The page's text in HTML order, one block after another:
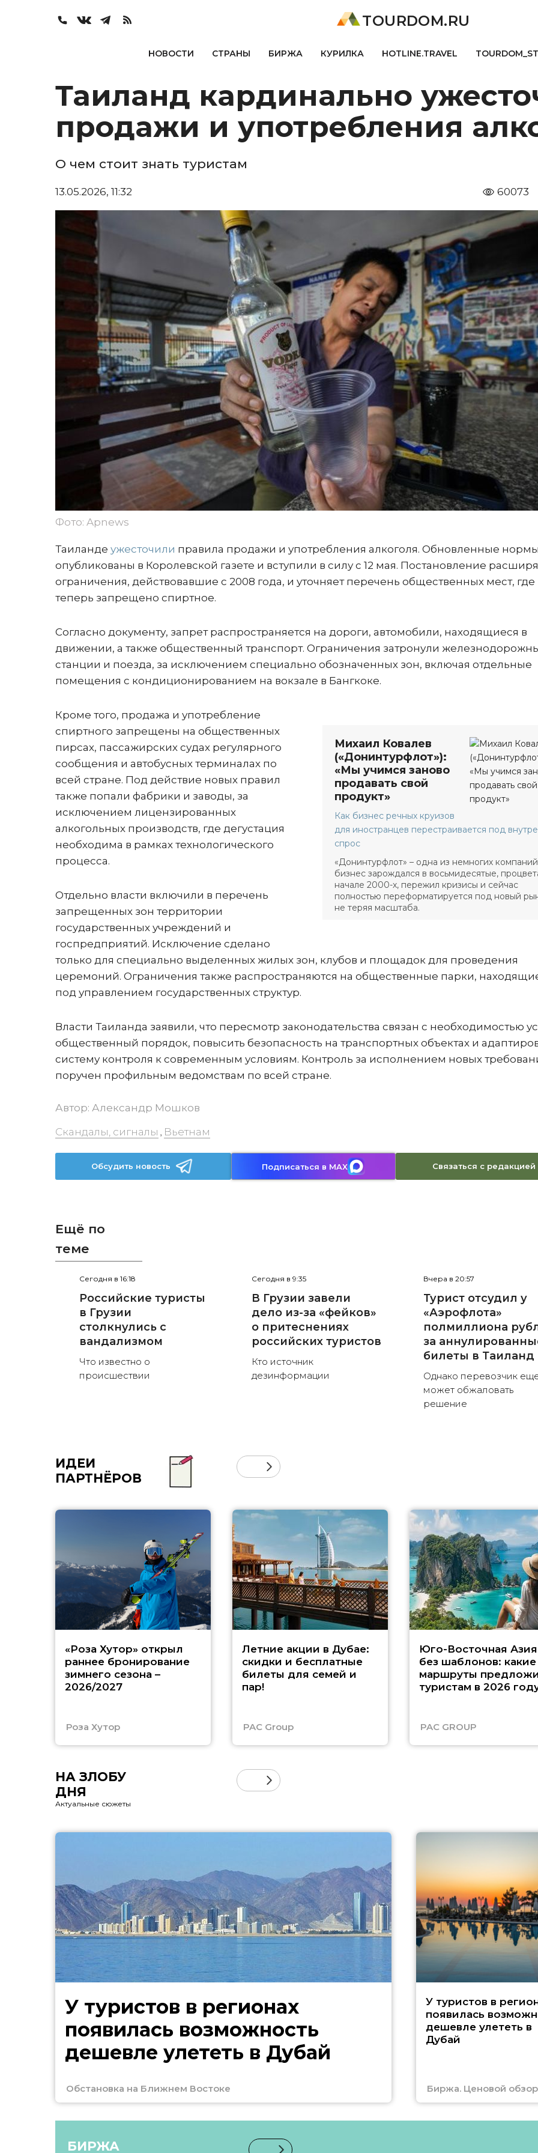
TOURDOM.RU
НОВОСТИ СТРАНЫ БИРЖА КУРИЛКА HOTLINE.TRAVEL
Таиланд кардинально
продажи и употребления
О чем стоит знать туристам
13.05.2026, 11:32 60073
Фото: Apnews
Таиланде ужесточили правила продажи и употребления алкоголя. Обновленные нормы
опубликованы в Королевской газете и вступили в силу с 12 мая. Постановление
ограничения, действовавшие с 2008 года, и уточняет перечень общественных мест, где
теперь запрещено спиртное.
Согласно документу, запрет распространяется на дороги, автомобили, находящиеся в
движении, а также общественный транспорт. Ограничения затронули
станции и поезда, за исключением специально обозначенных зон, включая отдельные
помещения с кондиционированием на вокзале в Бангкоке.
Михаил Ковалев
(«Донинтурфлот»):
«Мы учимся заново
продавать свой
продукт»
Как бизнес речных круизов
для иностранцев перестраивается под
спрос
«Донинтурфлот» – одна из немногих
бизнес зарождался в восьмидесятые,
начале 2000-х, пережил кризисы и сейчас
полностью переформатируется под новый
не теряя масштаба.
Кроме того, продажа и употребление
спиртного запрещены на общественных
пирсах, пассажирских судах регулярного
сообщения и автобусных терминалах по
всей стране. Под действие новых правил
также попали фабрики и заводы, за
исключением лицензированных
алкогольных производств, где дегустация
необходима в рамках технологического
процесса.
Отдельно власти включили в перечень
запрещенных зон территории
государственных учреждений и
госпредприятий. Исключение сделано
только для специально выделенных жилых зон, клубов и площадок для проведения
церемоний. Ограничения также распространяются на общественные парки,
под управлением государственных структур.
Власти Таиланда заявили, что пересмотр законодательства связан с необходимостью
общественный порядок, повысить безопасность на транспортных объектах и
систему контроля к современным условиям. Контроль за исполнением новых
поручен профильным ведомствам по всей стране.
Автор: Александр Мошков
Скандалы, сигналы , Вьетнам
Обсудить новость Подписаться в MAX Связаться с редакцией
Ещё по
теме
Сегодня в 16:18
Российские туристы
в Грузии
столкнулись с
вандализмом
Что известно о
происшествии
Сегодня в 9:35
В Грузии завели
дело из-за «фейков»
о притеснениях
российских туристов
Кто источник
дезинформации
Вчера в 20:57
Турист отсудил у
«Аэрофлота»
полмиллиона
за
билеты в Таиланд
Однако перевозчик
может обжаловать
решение
ИДЕИ
ПАРТНЁРОВ
«Роза Хутор» открыл
раннее бронирование
зимнего сезона –
2026/2027
Роза Хутор
Летние акции в Дубае:
скидки и бесплатные
билеты для семей и
пар!
PAC Group
Юго-Восточная Азия
без шаблонов: какие
маршруты
туристам в 2026
PAC GROUP
НА ЗЛОБУ
ДНЯ
Актуальные сюжеты
У туристов в регионах
появилась возможность
дешевле улететь в Дубай
Обстановка на Ближнем Востоке
У туристов в
появилась
дешевле улететь в
Дубай
Биржа. Ценовой обзор
БИРЖА